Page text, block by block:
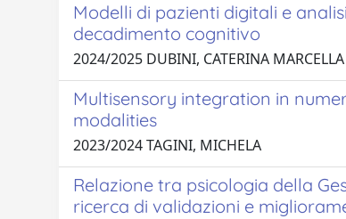
Modelli di pazienti digitali e
decadimento cognitivo
2024/2025 DUBINI, CATERINA
Multisensory integration in
modalities
2023/2024 TAGINI, MICHELA
Relazione tra psicologia della
ricerca di validazioni e